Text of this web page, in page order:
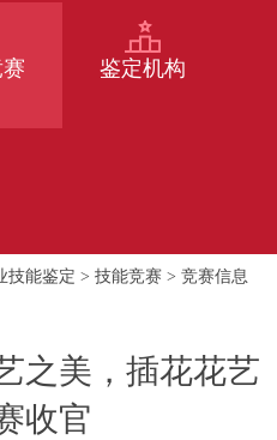
鉴定机构
技能鉴定 > 技能竞赛 > 竞赛信息
之美，插花花艺
收官